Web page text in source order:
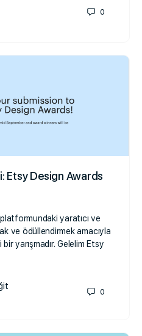
0
Etsy Design Awards
yaratıcı ve
ve ödüllendirmek amacıyla
yarışmadır. Gelelim Etsy
0